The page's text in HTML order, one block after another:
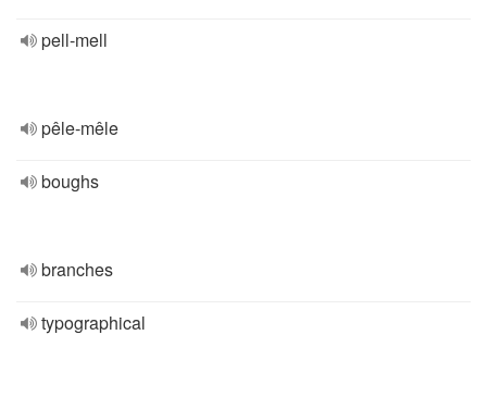
pell-mell
pêle-mêle
boughs
branches
typographical